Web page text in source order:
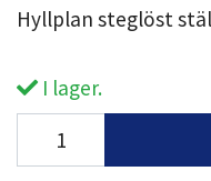
Hyllplan steglöst
I lager.